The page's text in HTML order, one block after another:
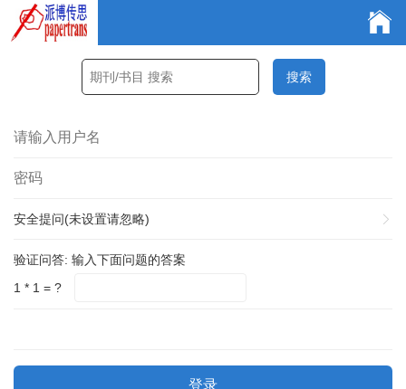
安全提问(未设置请忽略)
验证问答: 输入下面问题的答案
1 * 1 = ?
登录